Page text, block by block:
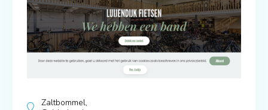
Zaltbommel,